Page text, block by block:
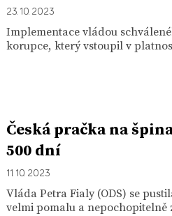
23. 10. 2023
Implementace vládou
korupce, který vstoupil v
Česká pračka na
500 dní
11. 10. 2023
Vláda Petra Fialy (ODS) se
velmi pomalu a